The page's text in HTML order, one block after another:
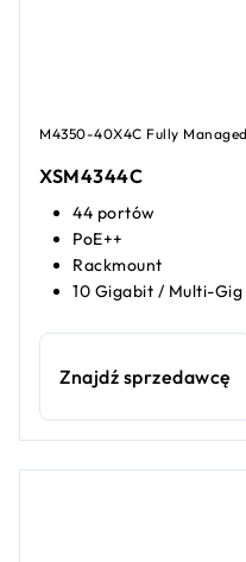
M4350-40X4C Fully
XSM4344C​​
44 portów
PoE++
Rackmount
10 Gigabit / Multi-Gig
Znajdź sprzedawcę